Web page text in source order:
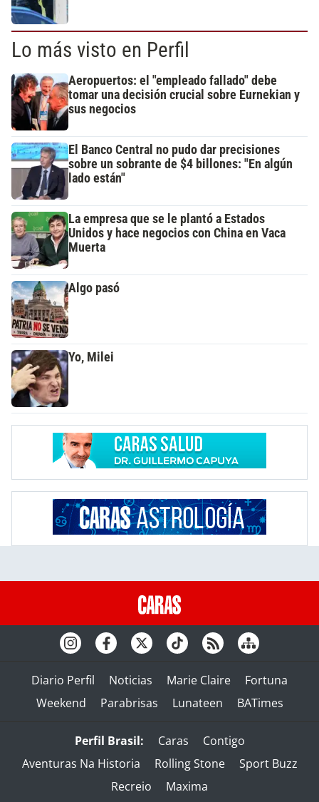
Lo más visto en Perfil
Aeropuertos: el "empleado fallado" debe
tomar una decisión crucial sobre Eurnekian y
sus negocios
El Banco Central no pudo dar precisiones
sobre un sobrante de $4 billones: "En algún
lado están"
La empresa que se le plantó a Estados
Unidos y hace negocios con China en Vaca
Muerta
Algo pasó
Yo, Milei
Diario Perfil Noticias Marie Claire
Fortuna
Weekend
Parabrisas Lunateen BATimes
Perfil Brasil: Caras
Contigo
Aventuras Na Historia
Rolling Stone
Sport Buzz
Recreio
Maxima